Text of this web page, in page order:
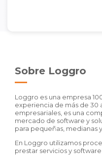
Sobre Loggro
Loggro es una empresa
experiencia de más de 30
empresariales, es una
mercado de software y
para pequeñas, medianas
En Loggro utilizamos
prestar servicios y